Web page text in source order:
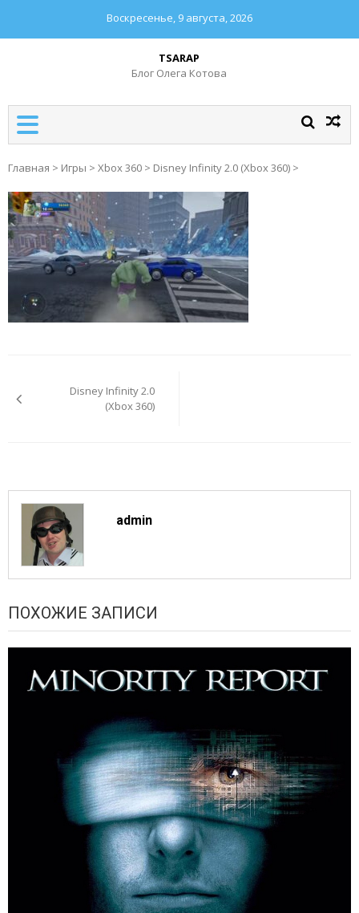
Воскресенье, 9 августа, 2026
TSARAP
Блог Олега Котова
Главная > Игры > Xbox 360 > Disney Infinity 2.0 (Xbox 360) >
записямDisney Infinity 2.0
(Xbox 360)
admin
ПОХОЖИЕ ЗАПИСИ